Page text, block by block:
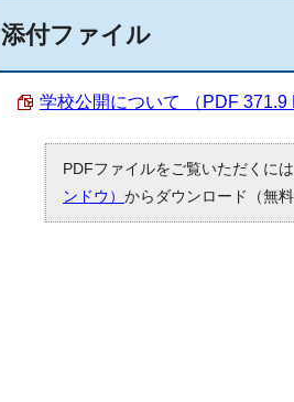
添付ファイル
学校公開について （PDF 371.9
PDFファイルをご覧いただくに
ンドウ） からダウンロード（無